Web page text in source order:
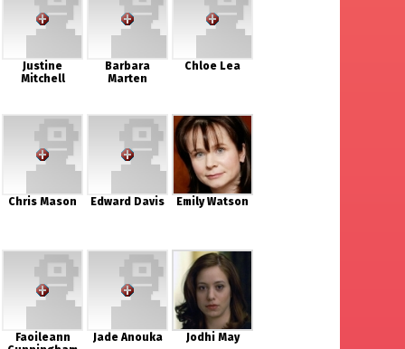
Justine
Mitchell
Barbara
Marten
Chloe Lea
Chris Mason Edward Davis Emily Watson
Faoileann
Jade Anouka Jodhi May